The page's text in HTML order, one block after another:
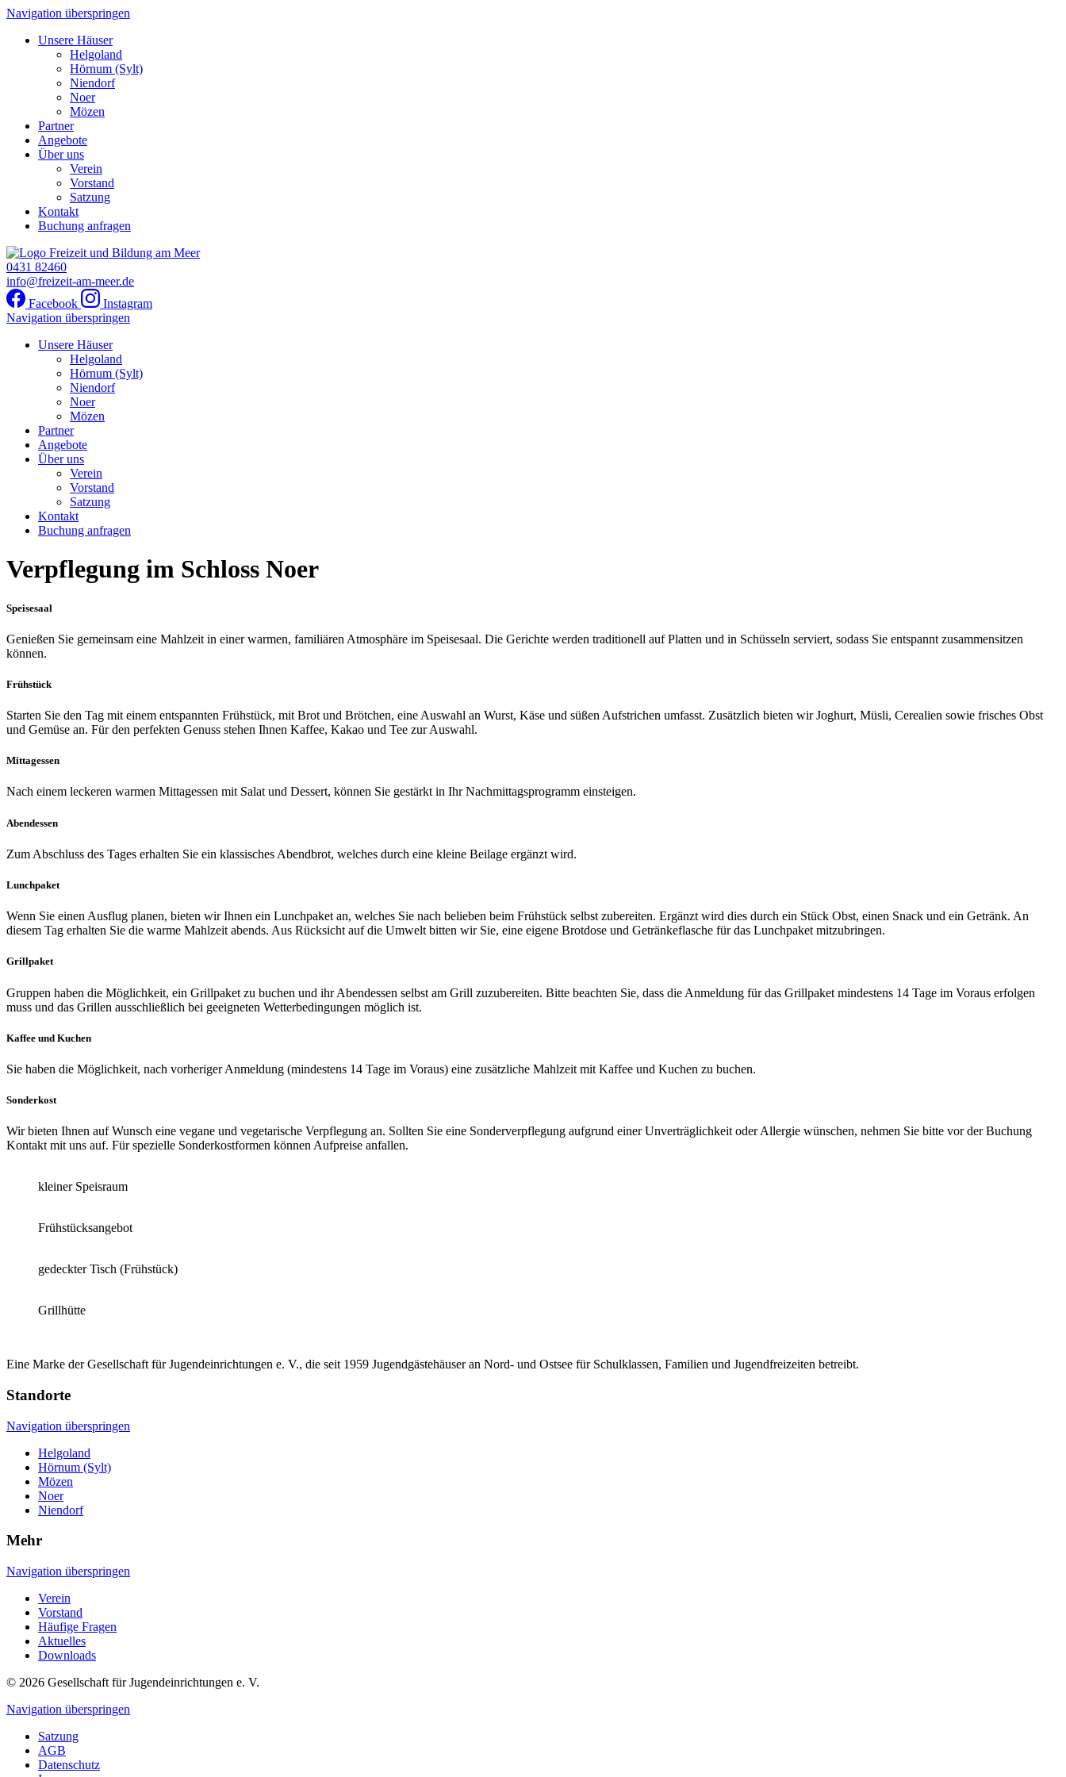
Navigation überspringen
Unsere Häuser
Helgoland
Hörnum (Sylt)
Niendorf
Noer
Mözen
Partner
Angebote
Über uns
Verein
Vorstand
Satzung
Kontakt
Buchung anfragen
0431 82460
info@freizeit-am-meer.de
Facebook
Instagram
Navigation überspringen
Unsere Häuser
Helgoland
Hörnum (Sylt)
Niendorf
Noer
Mözen
Partner
Angebote
Über uns
Verein
Vorstand
Satzung
Kontakt
Buchung anfragen
Verpflegung im Schloss Noer
Speisesaal
Genießen Sie gemeinsam eine Mahlzeit in einer warmen, familiären Atmosphäre im Speisesaal. Die Gerichte werden traditionell auf Platten und in Schüsseln serviert, sodass Sie entspannt zusammensitzen
können.
Frühstück
Starten Sie den Tag mit einem entspannten Frühstück, mit Brot und Brötchen, eine Auswahl an Wurst, Käse und süßen Aufstrichen umfasst. Zusätzlich bieten wir Joghurt, Müsli, Cerealien sowie frisches Obst
und Gemüse an. Für den perfekten Genuss stehen Ihnen Kaffee, Kakao und Tee zur Auswahl.
Mittagessen
Nach einem leckeren warmen Mittagessen mit Salat und Dessert, können Sie gestärkt in Ihr Nachmittagsprogramm einsteigen.
Abendessen
Zum Abschluss des Tages erhalten Sie ein klassisches Abendbrot, welches durch eine kleine Beilage ergänzt wird.
Lunchpaket
Wenn Sie einen Ausflug planen, bieten wir Ihnen ein Lunchpaket an, welches Sie nach belieben beim Frühstück selbst zubereiten. Ergänzt wird dies durch ein Stück Obst, einen Snack und ein Getränk. An
diesem Tag erhalten Sie die warme Mahlzeit abends. Aus Rücksicht auf die Umwelt bitten wir Sie, eine eigene Brotdose und Getränkeflasche für das Lunchpaket mitzubringen.
Grillpaket
Gruppen haben die Möglichkeit, ein Grillpaket zu buchen und ihr Abendessen selbst am Grill zuzubereiten. Bitte beachten Sie, dass die Anmeldung für das Grillpaket mindestens 14 Tage im Voraus erfolgen
muss und das Grillen ausschließlich bei geeigneten Wetterbedingungen möglich ist.
Kaffee und Kuchen
Sie haben die Möglichkeit, nach vorheriger Anmeldung (mindestens 14 Tage im Voraus) eine zusätzliche Mahlzeit mit Kaffee und Kuchen zu buchen.
Sonderkost
Wir bieten Ihnen auf Wunsch eine vegane und vegetarische Verpflegung an. Sollten Sie eine Sonderverpflegung aufgrund einer Unverträglichkeit oder Allergie wünschen, nehmen Sie bitte vor der Buchung
Kontakt mit uns auf. Für spezielle Sonderkostformen können Aufpreise anfallen.
kleiner Speisraum
Frühstücksangebot
gedeckter Tisch (Frühstück)
Grillhütte
Eine Marke der Gesellschaft für Jugendeinrichtungen e. V., die seit 1959 Jugendgästehäuser an Nord- und Ostsee für Schulklassen, Familien und Jugendfreizeiten betreibt.
Standorte
Navigation überspringen
Helgoland
Hörnum (Sylt)
Mözen
Noer
Niendorf
Mehr
Navigation überspringen
Verein
Vorstand
Häufige Fragen
Aktuelles
Downloads
© 2026 Gesellschaft für Jugendeinrichtungen e. V.
Navigation überspringen
Satzung
AGB
Datenschutz